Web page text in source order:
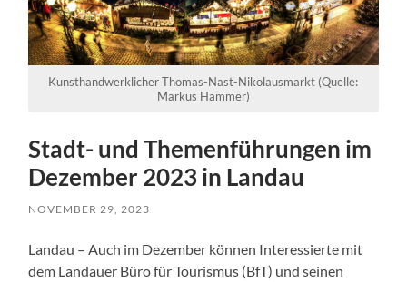
Kunsthandwerklicher Thomas-Nast-Nikolausmarkt (Quelle:
Markus Hammer)
Stadt- und Themenführungen im
Dezember 2023 in Landau
NOVEMBER 29, 2023
Landau – Auch im Dezember können Interessierte mit
dem Landauer Büro für Tourismus (BfT) und seinen